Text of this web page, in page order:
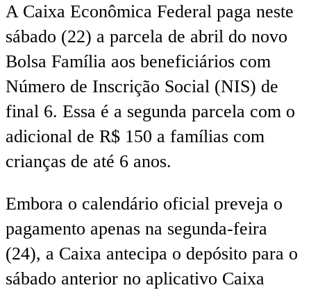
A Caixa Econômica Federal paga neste
sábado (22) a parcela de abril do novo
Bolsa Família aos beneficiários com
Número de Inscrição Social (NIS) de
final 6. Essa é a segunda parcela com o
adicional de R$ 150 a famílias com
crianças de até 6 anos.
Embora o calendário oficial preveja o
pagamento apenas na segunda-feira
(24), a Caixa antecipa o depósito para o
sábado anterior no aplicativo Caixa